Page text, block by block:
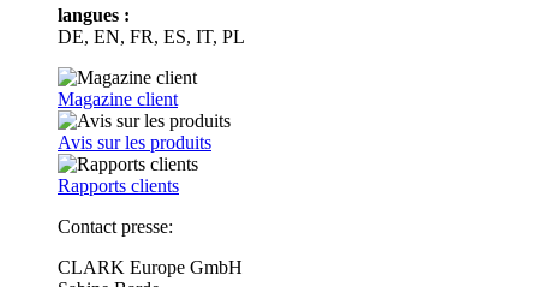
langues :
DE, EN, FR, ES, IT, PL
Magazine client
Avis sur les produits
Rapports clients
Contact presse:
CLARK Europe GmbH